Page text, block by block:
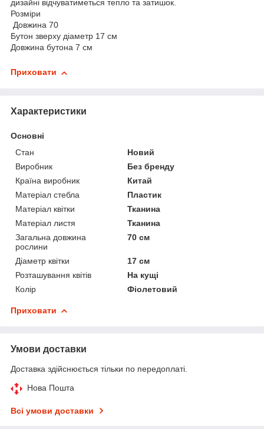
дизайні відчуватиметься тепло та затишок.
Розміри
Довжина 70
Бутон зверху діаметр 17 см
Довжина бутона 7 см
Приховати
Характеристики
Основні
Стан
Новий
Виробник
Без бренду
Країна виробник
Китай
Матеріал стебла
Пластик
Матеріал квітки
Тканина
Матеріал листя
Тканина
Загальна довжина
рослини
70 см
Діаметр квітки
17 см
Розташування квітів
На кущі
Колір
Фіолетовий
Приховати
Умови доставки
Доставка здійснюється тільки по передоплаті.
Нова Пошта
Всі умови доставки